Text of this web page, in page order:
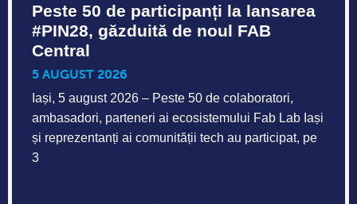
Peste 50 de participanți la lansarea
#PIN28, găzduită de noul FAB
Central
5 AUGUST 2026
Iași, 5 august 2026 – Peste 50 de colaboratori,
ambasadori, parteneri ai ecosistemului Fab Lab Iași
și reprezentanți ai comunității tech au participat, pe
3